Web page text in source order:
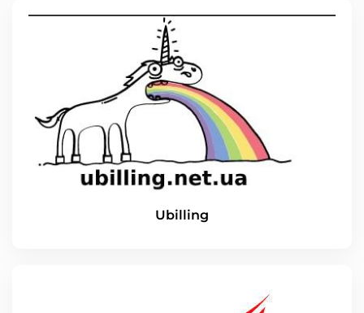
Ubilling